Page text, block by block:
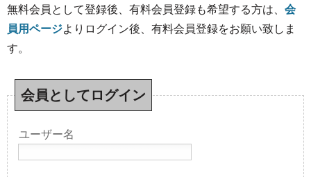
無料会員として登録後、有料会員登録も希望する方は、 会
員用ページよりログイン後、有料会員登録をお願い致しま
す。
会員としてログイン
ユーザー名